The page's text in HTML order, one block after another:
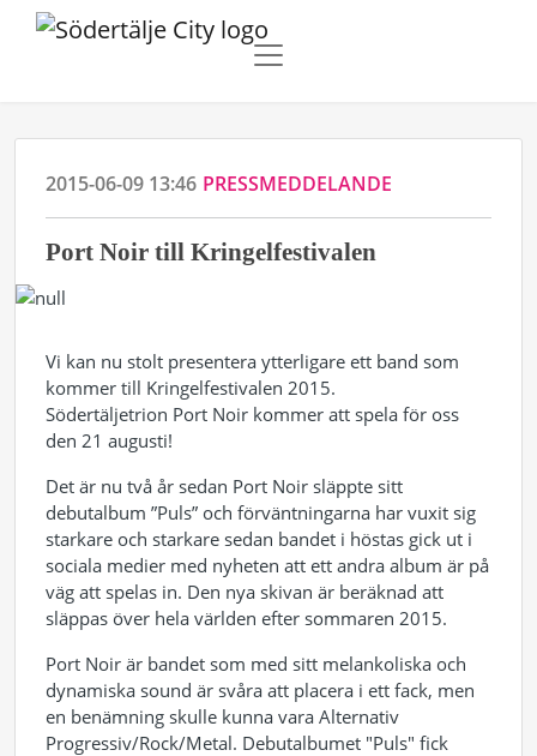
2015-06-09 13:46 PRESSMEDDELANDE
Port Noir till Kringelfestivalen
Vi kan nu stolt presentera ytterligare ett band som
kommer till Kringelfestivalen 2015.
Södertäljetrion Port Noir kommer att spela för oss
den 21 augusti!
Det är nu två år sedan Port Noir släppte sitt
debutalbum ”Puls” och förväntningarna har vuxit sig
starkare och starkare sedan bandet i höstas gick ut i
sociala medier med nyheten att ett andra album är på
väg att spelas in. Den nya skivan är beräknad att
släppas över hela världen efter sommaren 2015.
Port Noir är bandet som med sitt melankoliska och
dynamiska sound är svåra att placera i ett fack, men
en benämning skulle kunna vara Alternativ
Progressiv/Rock/Metal. Debutalbumet "Puls" fick